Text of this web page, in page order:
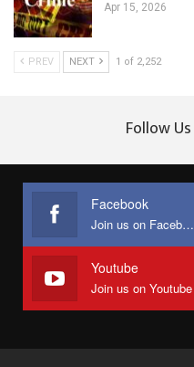
Apr 15, 2026
PREV NEXT 1 of 2,252
Follow Us
Facebook
Join us on Facebook
Youtube
Join us on Youtube